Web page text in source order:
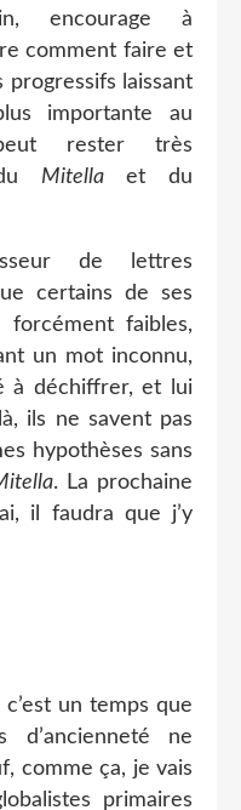
encourage à
comment faire et
laissant
importante au
rester très
Mitellaet du
de lettres
certains de ses
forcément faibles,
un mot inconnu,
à déchiffrer, et lui
ils ne savent pas
hypothèses sans
. La prochaine
il faudra que j’y
un temps que
ne
comme ça, je vais
primaires